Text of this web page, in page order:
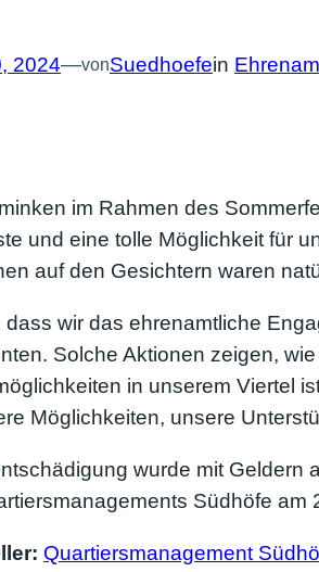
2024—vonSuedhoefein
im Rahmen des
und eine tolle Möglichkeit für
auf den Gesichtern waren
wir das ehrenamtliche
Solche Aktionen zeigen,
in unserem Viertel
Möglichkeiten, unsere
wurde mit Geldern
Südhöfe am
Quartiersmanagement